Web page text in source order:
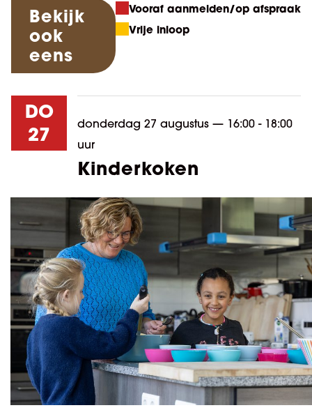
Bekijk
ook
eens
Vooraf aanmelden/op afspraak
Vrije inloop
DO
27
donderdag 27 augustus — 16:00 - 18:00
uur
Kinderkoken